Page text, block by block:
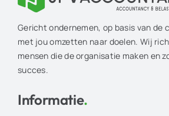
Gericht ondernemen, op basis van de
met jou omzetten naar doelen. Wij
mensen die de organisatie maken en
succes.
Informatie.